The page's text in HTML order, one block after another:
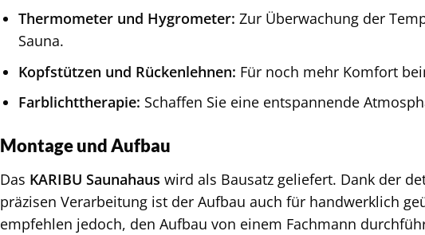
Thermometer und Hygrometer: Zur Überwachung der
Sauna.
Kopfstützen und Rückenlehnen: Für noch mehr Komfort
Farblichttherapie: Schaffen Sie eine entspannende
Montage und Aufbau
Das KARIBU Saunahaus wird als Bausatz geliefert. Dank der
präzisen Verarbeitung ist der Aufbau auch für handwerklich
empfehlen jedoch, den Aufbau von einem Fachmann